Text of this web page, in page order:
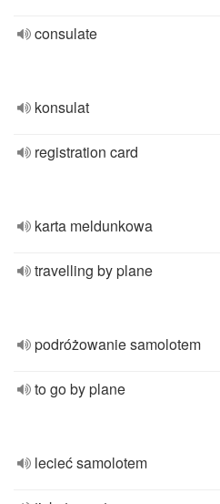
consulate
konsulat
registration card
karta meldunkowa
travelling by plane
podróżowanie samolotem
to go by plane
lecieć samolotem